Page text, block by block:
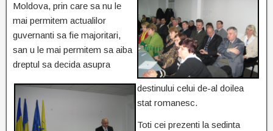
Moldova, prin care sa nu le
mai permitem actualilor
guvernanti sa fie majoritari,
san u le mai permitem sa aiba
dreptul sa decida asupra
destinului celui de-al doilea
stat romanesc.
Toti cei prezenti la sedinta